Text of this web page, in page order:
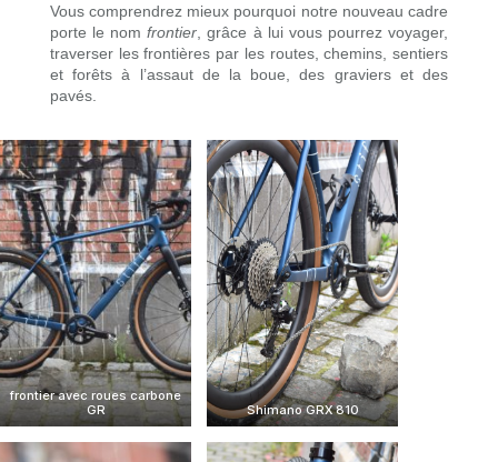
Vous comprendrez mieux pourquoi notre nouveau cadre
porte le nomfrontier , grâce à lui vous pourrez voyager,
traverser les frontières par les routes, chemins, sentiers
et forêts à l’assaut de la boue, des graviers et des
pavés.
frontier avec roues carbone
GR
Shimano GRX 810